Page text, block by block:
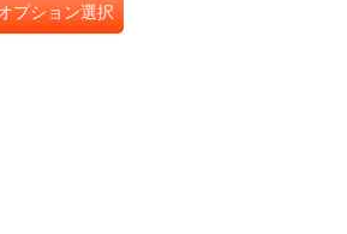
プション選択